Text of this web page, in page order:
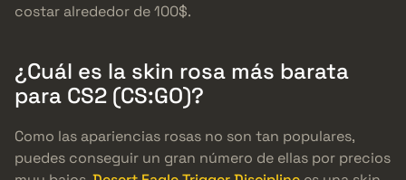
costar alrededor de 100$.
¿Cuál es la skin rosa más barata
para CS2 (CS:GO)?
Como las apariencias rosas no son tan populares,
puedes conseguir un gran número de ellas por precios